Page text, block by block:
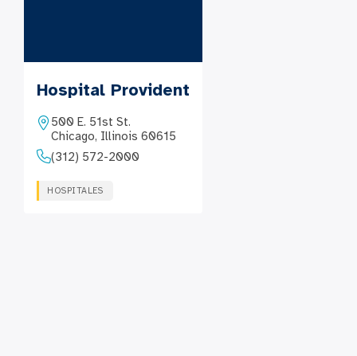
Hospital Provident
500 E. 51st St.
Chicago, Illinois 60615
(312) 572-2000
HOSPITALES